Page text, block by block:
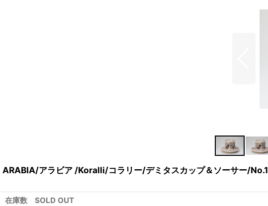
ARABIA/アラビア /Koralli/コラリー/デミタスカップ＆ソーサー/No.1
在庫数 SOLD OUT